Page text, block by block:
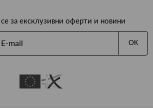
за ексклузивни оферти и новини
ОК